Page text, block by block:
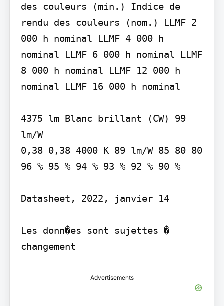
des couleurs (min.) Indice de
rendu des couleurs (nom.) LLMF 2
000 h nominal LLMF 4 000 h
nominal LLMF 6 000 h nominal LLMF
8 000 h nominal LLMF 12 000 h
nominal LLMF 16 000 h nominal
4375 lm Blanc brillant (CW) 99
lm/W
0,38 0,38 4000 K 89 lm/W 85 80 80
96 % 95 % 94 % 93 % 92 % 90 %
Datasheet, 2022, janvier 14
Les donn�es sont sujettes �
changement
Advertisements